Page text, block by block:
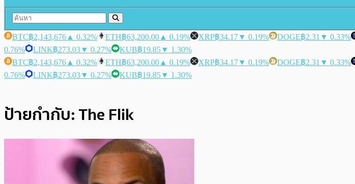
BTC฿2,143,676 ▲ 0.32% ETH฿63,200.00 ▲ 0.19% XRP฿34.17▼ 0.19% DOGE฿2.31 ▼ 0.33%
0.76%
LINK฿273.03▼ 0.27% KUB฿19.85▼ 1.30%
BTC฿2,143,676 ▲ 0.32% ETH฿63,200.00 ▲ 0.19% XRP฿34.17▼ 0.19% DOGE฿2.31 ▼ 0.33%
0.76%
LINK฿273.03▼ 0.27% KUB฿19.85▼ 1.30%
ป้ายกำกับ:The Flik